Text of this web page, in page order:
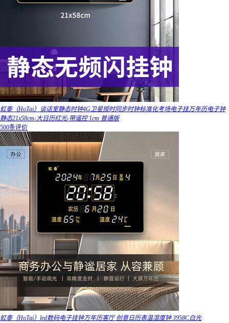
虹泰（HoTai）谈话室静态时钟4G卫星授时同步时钟标准化考场电子挂万年历电子钟
静态21x58cm-大日历红光-带遥控 1cm 普通版
500条评价
虹泰（HoTai）led数码电子挂钟万年历客厅 创意日历表温湿度钟 3958C白光